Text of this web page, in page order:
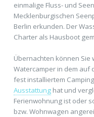
einmalige Fluss- und
Mecklenburgischen
Berlin erkunden. Der
Charter als Hausboot
Übernachten können Sie
Watercamper in dem auf
fest installiertem
Ausstattunghat und
Ferienwohnung ist oder
bzw. Wohnwagen